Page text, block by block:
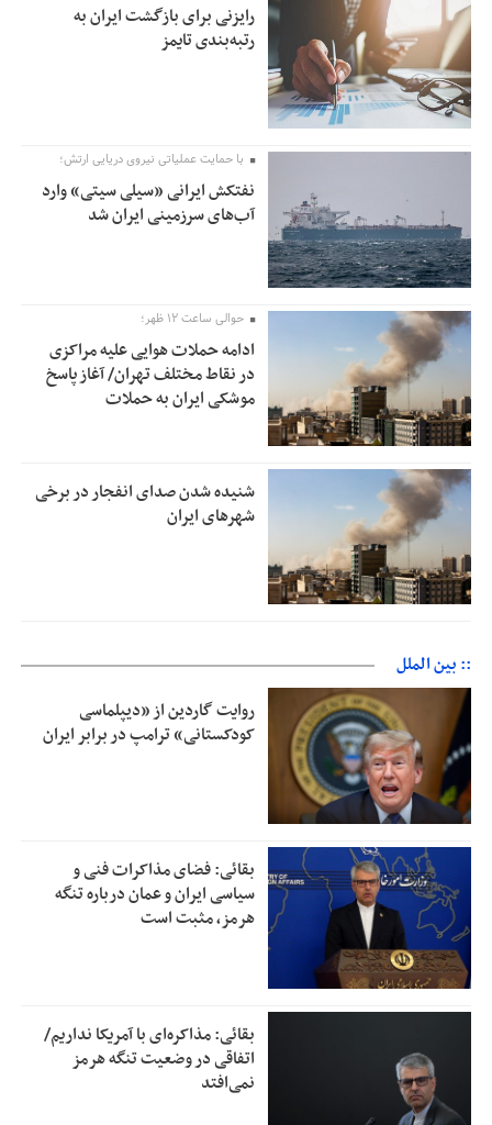
رایزنی برای بازگشت ایران به
رتبه‌بندی تایمز
با حمایت عملیاتی نیروی دریایی ارتش؛
نفتکش ایرانی «سیلی سیتی» وارد
آب‌های سرزمینی ایران شد
حوالی ساعت ۱۲ ظهر؛
ادامه حملات هوایی علیه مراکزی
در نقاط مختلف تهران/ آغاز پاسخ
موشکی ایران به حملات
شنیده شدن صدای انفجار در برخی
شهرهای ایران
:: بین الملل
روایت گاردین از «دیپلماسی
کودکستانی» ترامپ در برابر ایران
بقائی: فضای مذاکرات فنی و
سیاسی ایران و عمان درباره تنگه
هرمز، مثبت است
بقائی: مذاکره‌ای با آمریکا نداریم/
اتفاقی در وضعیت تنگه هرمز
نمی‌افتد